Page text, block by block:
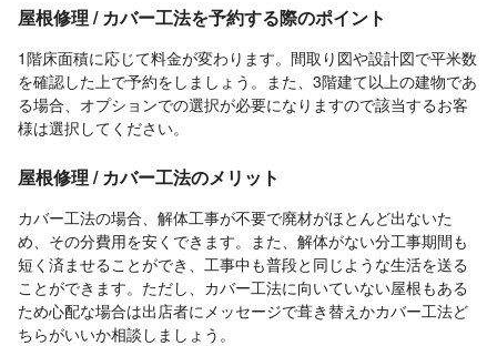
屋根修理 / カバー工法を予約する際のポイント
1階床面積に応じて料金が変わります。間取り図や設計図で平米数
を確認した上で予約をしましょう。また、3階建て以上の建物であ
る場合、オプションでの選択が必要になりますので該当するお客
様は選択してください。
屋根修理 / カバー工法のメリット
カバー工法の場合、解体工事が不要で廃材がほとんど出ないた
め、その分費用を安くできます。また、解体がない分工事期間も
短く済ませることができ、工事中も普段と同じような生活を送る
ことができます。ただし、カバー工法に向いていない屋根もある
ため心配な場合は出店者にメッセージで葺き替えかカバー工法ど
ちらがいいか相談しましょう。